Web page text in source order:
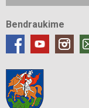
Bendraukime